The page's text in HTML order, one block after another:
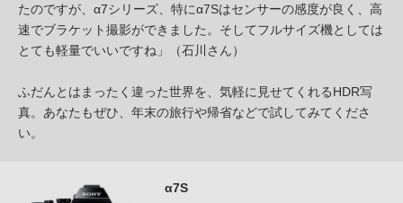
たのですが、α7シリーズ、特にα7Sはセンサーの感度が良く、高
速でブラケット撮影ができました。そしてフルサイズ機としては
とても軽量でいいですね」（石川さん）
ふだんとはまったく違った世界を、気軽に見せてくれるHDR写
真。あなたもぜひ、年末の旅行や帰省などで試してみてくださ
い。
α7S